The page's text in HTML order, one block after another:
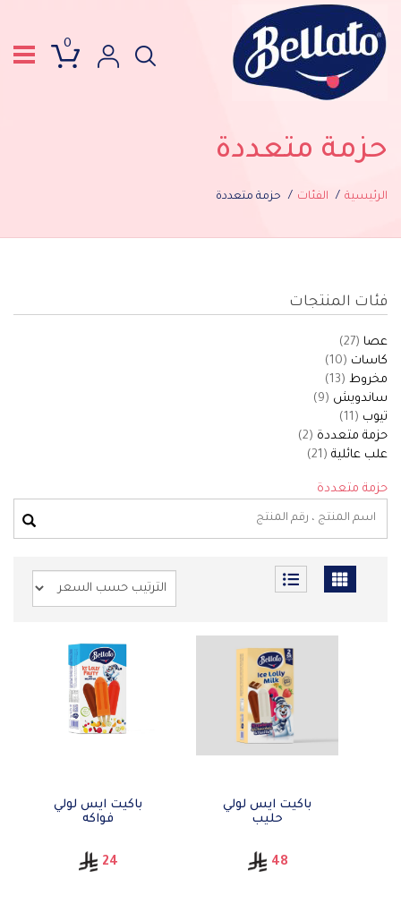
0
حزمة متعددة
الرئيسية الفئات حزمة متعددة
فئات المنتجات
عصا (27)
كاسات (10)
مخروط (13)
ساندويش (9)
تيوب (11)
حزمة متعددة (2)
علب عائلية (21)
حزمة متعددة
باكيت ايس لولي
فواكه
24
باكيت ايس لولي
حليب
48